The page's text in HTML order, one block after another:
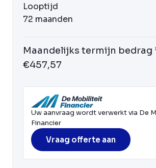
Looptijd
72 maanden
Maandelijks termijn bedrag
€457,57
Uw aanvraag wordt verwerkt via De
Financier
Vraag offerte aan